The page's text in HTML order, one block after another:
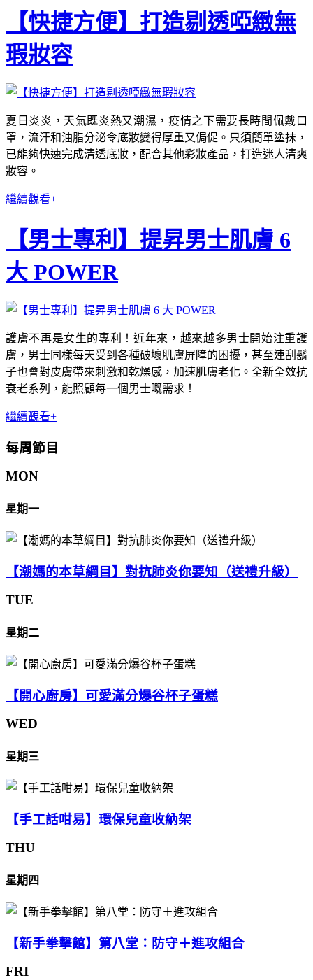
【快捷方便】打造剔透啞緻無
瑕妝容
夏日炎炎，天氣既炎熱又潮濕，疫情之下需要長時間佩戴口
罩，流汗和油脂分泌令底妝變得厚重又侷促。只須簡單塗抹，
已能夠快速完成清透底妝，配合其他彩妝產品，打造迷人清爽
妝容。
繼續觀看+
【男士專利】提昇男士肌膚 6
大 POWER
護膚不再是女生的專利！近年來，越來越多男士開始注重護
膚，男士同樣每天受到各種破壞肌膚屏障的困擾，甚至連刮鬍
子也會對皮膚帶來刺激和乾燥感，加速肌膚老化。全新全效抗
衰老系列，能照顧每一個男士嘅需求！
繼續觀看+
每周節目
MON
星期一
【潮媽的本草綱目】對抗肺炎你要知（送禮升級）
TUE
星期二
【開心廚房】可愛滿分爆谷杯子蛋糕
WED
星期三
【手工話咁易】環保兒童收納架
THU
星期四
【新手拳擊館】第八堂：防守＋進攻組合
FRI